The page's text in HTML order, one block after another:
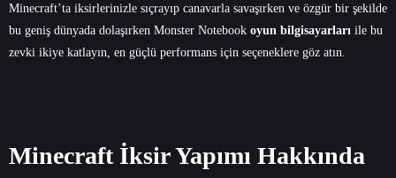
Minecraft’ta iksirlerinizle sıçrayıp canavarla savaşırken ve özgür bir şekilde
bu geniş dünyada dolaşırken Monster Notebook oyun bilgisayarları ile bu
zevki ikiye katlayın, en güçlü performans için seçeneklere göz atın.
Minecraft İksir Yapımı Hakkında